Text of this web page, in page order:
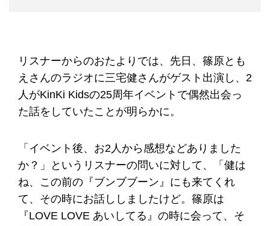
リスナーからのおたよりでは、先日、篠原とも
えさんのラジオに三宅健さんがゲスト出演し、2
人がKinKi Kidsの25周年イベントで偶然出会っ
た話をしていたことが明らかに。
「イベント後、お2人から感想などありました
か？」というリスナーの問いに対して、「健は
ね、この前の『ブンブブーン』にも来てくれ
て、その時にお話ししましたけど。篠原は
『LOVE LOVE あいしてる』の時に会って、そ